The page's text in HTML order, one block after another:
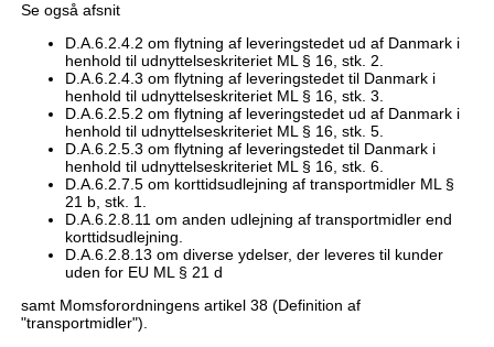
Se også afsnit
D.A.6.2.4.2 om flytning af leveringstedet ud af Danmark i
henhold til udnyttelseskriteriet ML § 16, stk. 2.
D.A.6.2.4.3 om flytning af leveringstedet til Danmark i
henhold til udnyttelseskriteriet ML § 16, stk. 3.
D.A.6.2.5.2 om flytning af leveringstedet ud af Danmark i
henhold til udnyttelseskriteriet ML § 16, stk. 5.
D.A.6.2.5.3 om flytning af leveringstedet til Danmark i
henhold til udnyttelseskriteriet ML § 16, stk. 6.
D.A.6.2.7.5 om korttidsudlejning af transportmidler ML §
21 b, stk. 1.
D.A.6.2.8.11 om anden udlejning af transportmidler end
korttidsudlejning.
D.A.6.2.8.13 om diverse ydelser, der leveres til kunder
uden for EU ML § 21 d
samt Momsforordningens artikel 38 (Definition af
"transportmidler").